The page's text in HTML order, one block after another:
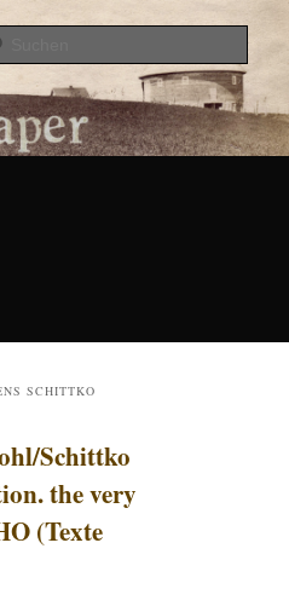
SCHITTKO
Schittko
the very
(Texte